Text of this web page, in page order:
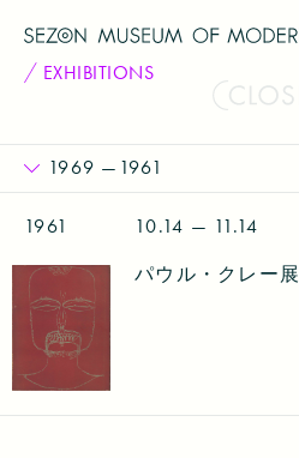
EXHIBITIONS
1961 10.14 — 11.14
パウル・クレー展